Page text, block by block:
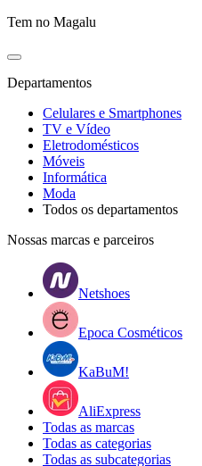
Tem no Magalu
Departamentos
Celulares e Smartphones
TV e Vídeo
Eletrodomésticos
Móveis
Informática
Moda
Todos os departamentos
Nossas marcas e parceiros
Netshoes
Epoca Cosméticos
KaBuM!
AliExpress
Todas as marcas
Todas as categorias
Todas as subcategorias